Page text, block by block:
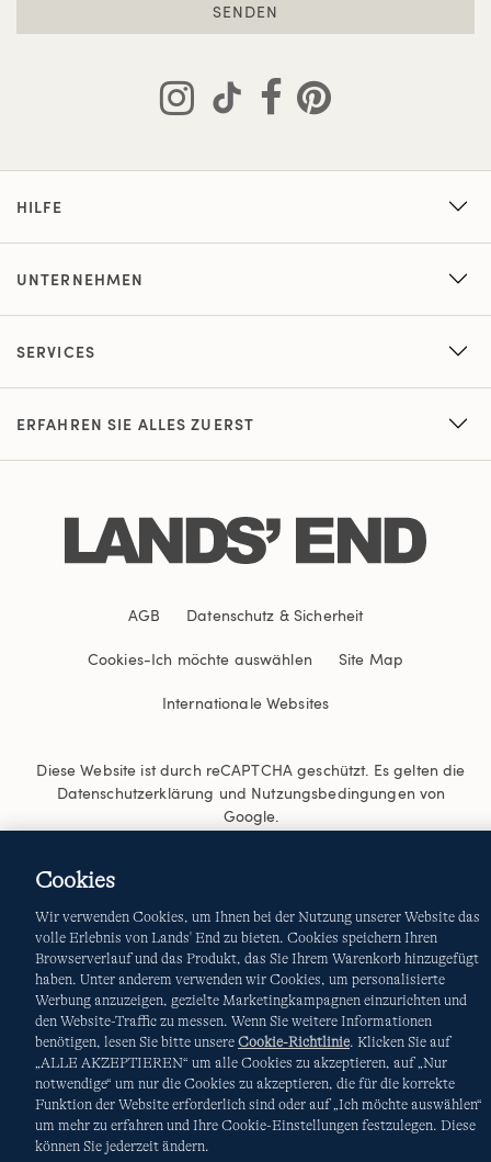
SENDEN
HILFE
UNTERNEHMEN
SERVICES
ERFAHREN SIE ALLES ZUERST
AGB Datenschutz & Sicherheit
Cookies-Ich möchte auswählen Site Map
Internationale Websites
Diese Website ist durch reCAPTCHA geschützt. Es gelten die
Datenschutzerklärung und Nutzungsbedingungen von
Google.
© COPYRIGHT LANDS' END EUROPE
Cookies
Wir verwenden Cookies, um Ihnen bei der Nutzung unserer Website das
volle Erlebnis von Lands' End zu bieten. Cookies speichern Ihren
Browserverlauf und das Produkt, das Sie Ihrem Warenkorb hinzugefügt
haben. Unter anderem verwenden wir Cookies, um personalisierte
Werbung anzuzeigen, gezielte Marketingkampagnen einzurichten und
den Website-Traffic zu messen. Wenn Sie weitere Informationen
benötigen, lesen Sie bitte unsere Cookie-Richtlinie. Klicken Sie auf
„ALLE AKZEPTIEREN“ um alle Cookies zu akzeptieren, auf „Nur
notwendige“ um nur die Cookies zu akzeptieren, die für die korrekte
Funktion der Website erforderlich sind oder auf „Ich möchte auswählen“
um mehr zu erfahren und Ihre Cookie-Einstellungen festzulegen. Diese
können Sie jederzeit ändern.